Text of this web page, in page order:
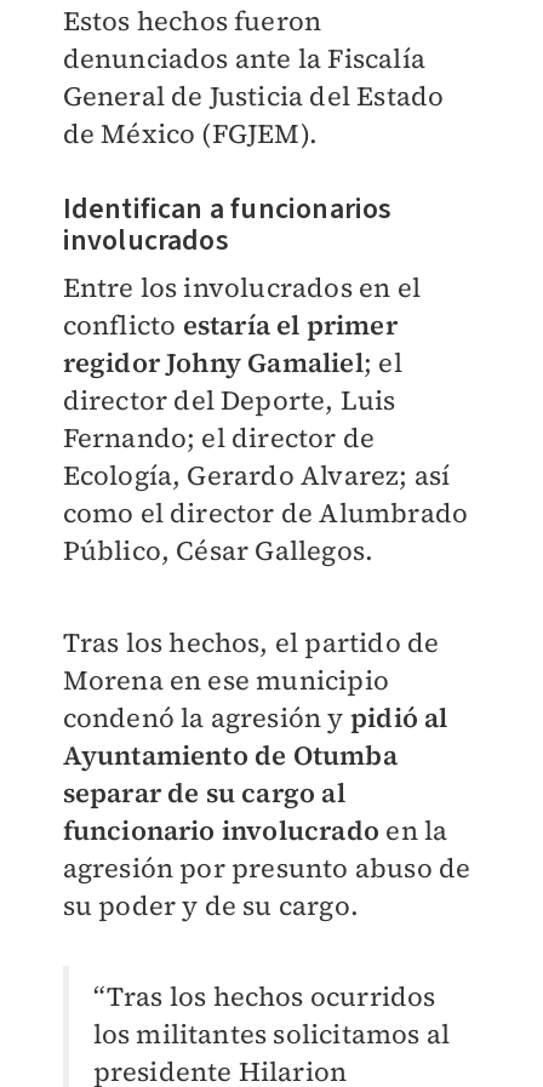
Estos hechos fueron
denunciados ante la Fiscalía
General de Justicia del Estado
de México (FGJEM).
Identifican a funcionarios
involucrados
Entre los involucrados en el
conflicto estaría el primer
regidor Johny Gamaliel; el
director del Deporte, Luis
Fernando; el director de
Ecología, Gerardo Alvarez; así
como el director de Alumbrado
Público, César Gallegos.
Tras los hechos, el partido de
Morena en ese municipio
condenó la agresión y pidió al
Ayuntamiento de Otumba
separar de su cargo al
funcionario involucrado en la
agresión por presunto abuso de
su poder y de su cargo.
“Tras los hechos ocurridos
los militantes solicitamos al
presidente Hilarion